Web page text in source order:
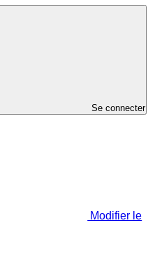
Se connecter
Modifier le